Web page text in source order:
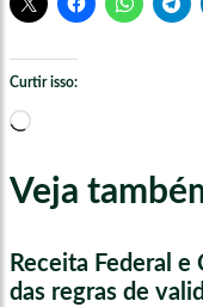
Curtir isso:
Carregando...
Veja
Receita Federal
das regras de